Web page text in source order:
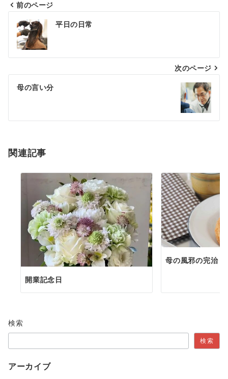
前のページ
平日の日常
次のページ
母の言い分
関連記事
開業記念日
母の風邪の完治
検索
検索
アーカイブ